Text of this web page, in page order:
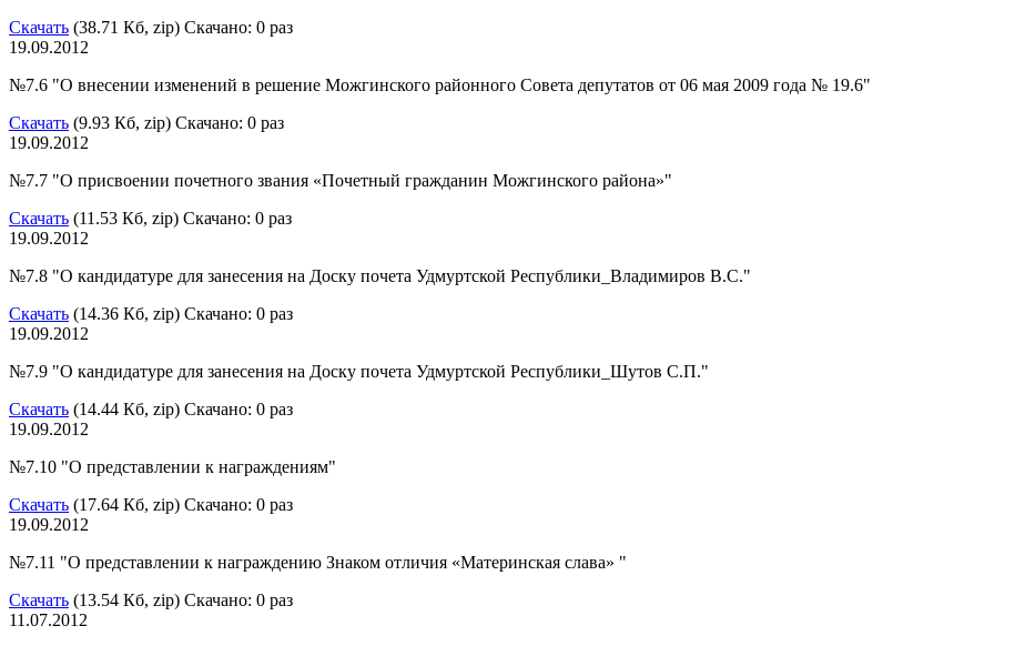
Скачать (38.71 Кб, zip) Скачано: 0 раз
19.09.2012
№7.6 "О внесении изменений в решение Можгинского районного Совета депутатов от 06 мая 2009 года № 19.6"
Скачать (9.93 Кб, zip) Скачано: 0 раз
19.09.2012
№7.7 "О присвоении почетного звания «Почетный гражданин Можгинского района»"
Скачать (11.53 Кб, zip) Скачано: 0 раз
19.09.2012
№7.8 "О кандидатуре для занесения на Доску почета Удмуртской Республики_Владимиров В.С."
Скачать (14.36 Кб, zip) Скачано: 0 раз
19.09.2012
№7.9 "О кандидатуре для занесения на Доску почета Удмуртской Республики_Шутов С.П."
Скачать (14.44 Кб, zip) Скачано: 0 раз
19.09.2012
№7.10 "О представлении к награждениям"
Скачать (17.64 Кб, zip) Скачано: 0 раз
19.09.2012
№7.11 "О представлении к награждению Знаком отличия «Материнская слава» "
Скачать (13.54 Кб, zip) Скачано: 0 раз
11.07.2012